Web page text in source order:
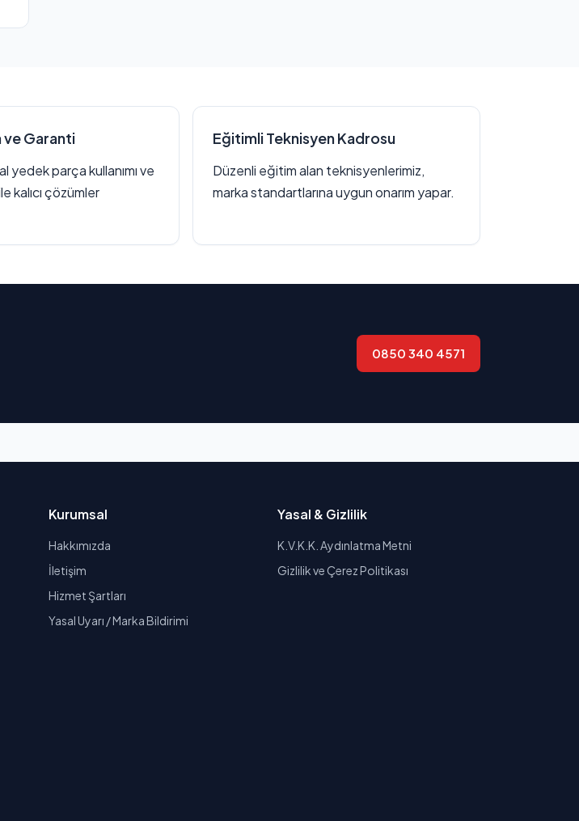
ve Garanti
yedek parça kullanımı ve
kalıcı çözümler
Eğitimli Teknisyen Kadrosu
Düzenli eğitim alan teknisyenlerimiz,
marka standartlarına uygun onarım yapar.
0850 340 4571
Kurumsal
Hakkımızda
İletişim
Hizmet Şartları
Yasal Uyarı / Marka Bildirimi
Yasal & Gizlilik
K.V.K.K. Aydınlatma Metni
Gizlilik ve Çerez Politikası